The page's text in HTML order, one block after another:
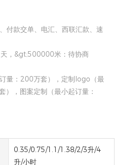
付款交单、电汇、西联汇款、速
，&gt;500000米：待协商
量：200万套），定制logo（最
），图案定制（最小起订量：
0.35/0.75/1.1/1.38/2/3升/4
升/小时